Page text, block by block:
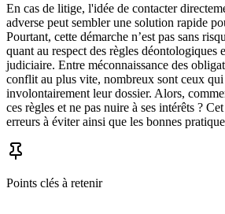
En cas de litige, l'idée de contacter
adverse peut sembler une solution rapide
Pourtant, cette démarche n’est pas sans
quant au respect des règles déontologiques
judiciaire. Entre méconnaissance des
conflit au plus vite, nombreux sont ceux
involontairement leur dossier. Alors,
ces règles et ne pas nuire à ses intérêts ?
erreurs à éviter ainsi que les bonnes
Points clés à retenir